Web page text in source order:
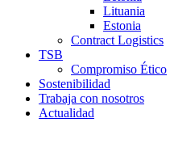
Lituania
Estonia
Contract Logistics
TSB
Compromiso Ético
Sostenibilidad
Trabaja con nosotros
Actualidad